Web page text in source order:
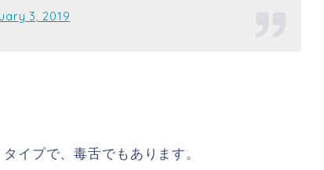
3, 2019
イプで、毒舌でもあります。